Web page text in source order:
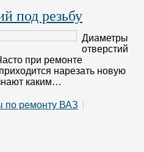
под резьбу
Диаметры
отверстий
при ремонте
нарезать новую
каким…
по ремонту ВАЗ